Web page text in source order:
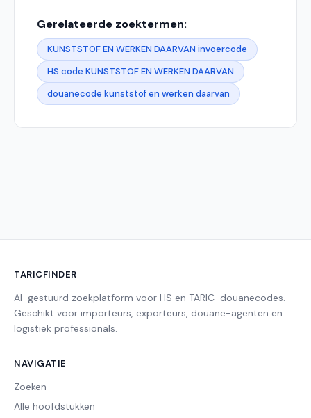
Gerelateerde zoektermen:
KUNSTSTOF EN WERKEN DAARVAN invoercode
HS code KUNSTSTOF EN WERKEN DAARVAN
douanecode kunststof en werken daarvan
TARICFINDER
AI-gestuurd zoekplatform voor HS en TARIC-douanecodes.
Geschikt voor importeurs, exporteurs, douane-agenten en
logistiek professionals.
NAVIGATIE
Zoeken
Alle hoofdstukken